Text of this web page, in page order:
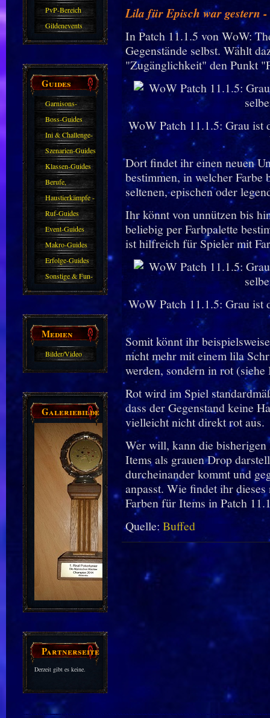
PvP-Bereich
Gildenevents
Guides
Garnisons-
Guides
Boss-Guides
Ini & Challenge-
Guides
Szenarien-Guides
Klassen-Guides
Berufe,
Farmkarten und
Haustiere
Haustierkämpfe -
Guide
Ruf-Guides
Event-Guides
Makro-Guides
Erfolge-Guides
Sonstige & Fun-
Guides
Medien
Bilder/Video
Galeriebilder
Partnerseiten
Derzeit gibt es keine.
Lila für Episch war gestern
In Patch 11.1.5 von WoW:
Gegenstände selbst. Wählt
"Zugänglichkeit" den Punkt
WoW Patch 11.1.5: Grau ist
Dort findet ihr einen neuen
bestimmen, in welcher Farbe
seltenen, epischen oder
Ihr könnt von unnützen bis
beliebig per Farbpalette
ist hilfreich für Spieler mit
WoW Patch 11.1.5: Grau ist
Somit könnt ihr
nicht mehr mit einem lila
werden, sondern in rot
Rot wird im Spiel
dass der Gegenstand keine
vielleicht nicht direkt rot aus.
Wer will, kann die bisherigen
Items als grauen Drop
durcheinander kommt und
anpasst. Wie findet ihr
Farben für Items in Patch
Quelle: Buffed